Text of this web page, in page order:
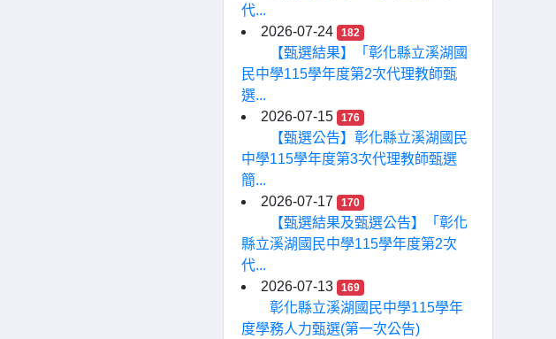
代...
2026-07-24
182
【甄選結果】「彰化縣立溪湖國
民中學115學年度第2次代理教師甄
選...
2026-07-15
176
【甄選公告】彰化縣立溪湖國民
中學115學年度第3次代理教師甄選
簡...
2026-07-17
170
【甄選結果及甄選公告】「彰化
縣立溪湖國民中學115學年度第2次
代...
2026-07-13
169
彰化縣立溪湖國民中學115學年
度學務人力甄選(第一次公告)